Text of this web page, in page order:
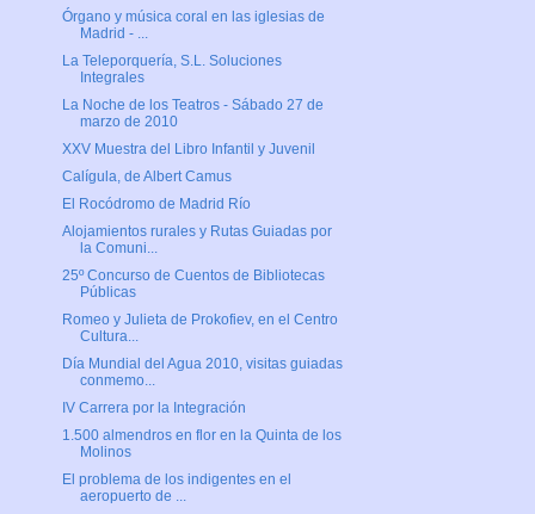
Órgano y música coral en las iglesias de
Madrid - ...
La Teleporquería, S.L. Soluciones
Integrales
La Noche de los Teatros - Sábado 27 de
marzo de 2010
XXV Muestra del Libro Infantil y Juvenil
Calígula, de Albert Camus
El Rocódromo de Madrid Río
Alojamientos rurales y Rutas Guiadas por
la Comuni...
25º Concurso de Cuentos de Bibliotecas
Públicas
Romeo y Julieta de Prokofiev, en el Centro
Cultura...
Día Mundial del Agua 2010, visitas guiadas
conmemo...
IV Carrera por la Integración
1.500 almendros en flor en la Quinta de los
Molinos
El problema de los indigentes en el
aeropuerto de ...